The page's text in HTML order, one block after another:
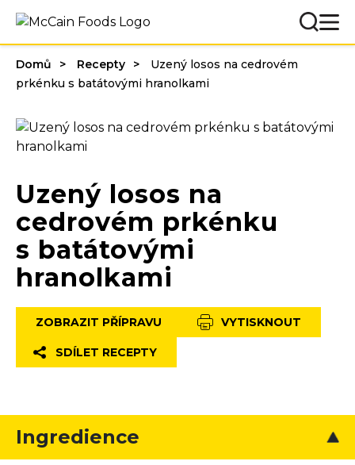
Domů Recepty
Uzený losos na cedrovém
prkénku s batátovými hranolkami
Uzený losos na
cedrovém prkénku
s batátovými
hranolkami
ZOBRAZIT PŘÍPRAVU VYTISKNOUT
SDÍLET RECEPTY
Ingredience